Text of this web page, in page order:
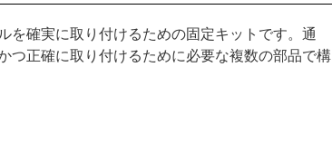
を確実に取り付けるための固定キットです。通
つ正確に取り付けるために必要な複数の部品で構